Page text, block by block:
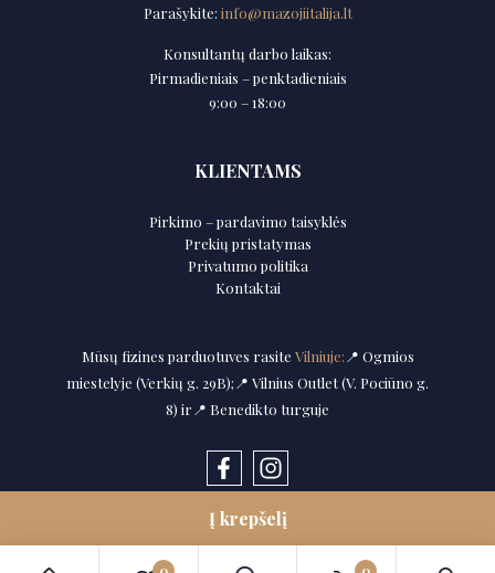
Į krepšelį
Parašykite: info@mazojiitalija.lt
Konsultantų darbo laikas:
Pirmadieniais – penktadieniais
9:00 – 18:00
KLIENTAMS
Pirkimo – pardavimo taisyklės
Prekių pristatymas
Privatumo politika
Kontaktai
Mūsų fizines parduotuves rasite Vilniuje: 📍 Ogmios
miestelyje (Verkių g. 29B);📍 Vilnius Outlet (V. Pociūno g.
8) ir📍 Benedikto turguje